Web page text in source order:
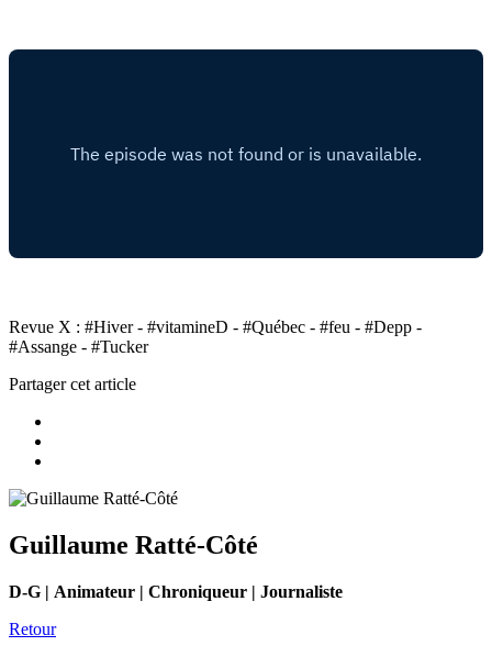
Revue X : #Hiver - #vitamineD - #Québec - #feu - #Depp -
#Assange - #Tucker
Partager cet article
Guillaume Ratté-Côté
D-G | Animateur | Chroniqueur | Journaliste
Retour